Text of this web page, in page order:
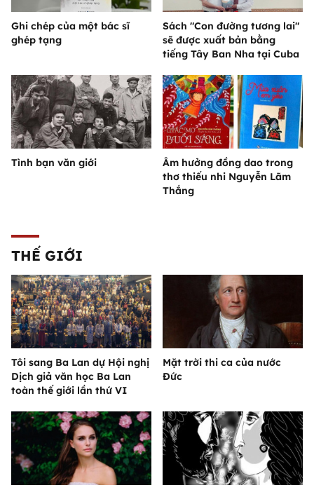
Ghi chép của một bác sĩ
ghép tạng
Sách "Con đường tương lai"
sẽ được xuất bản bằng
tiếng Tây Ban Nha tại Cuba
Tình bạn văn giới
Âm hưởng đồng dao trong
thơ thiếu nhi Nguyễn Lãm
Thắng
THẾ GIỚI
Tôi sang Ba Lan dự Hội nghị
Dịch giả văn học Ba Lan
toàn thế giới lần thứ VI
Mặt trời thi ca của nước
Đức